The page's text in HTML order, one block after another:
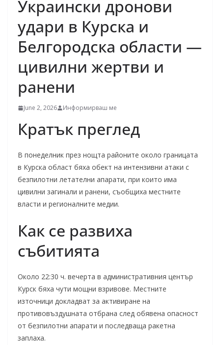
Украински дронови
удари в Курска и
Белгородска области —
цивилни жертви и
ранени
June 2, 2026 Информирваш ме
Кратък преглед
В понеделник през нощта районите около границата
в Курска област бяха обект на интензивни атаки с
безпилотни летателни апарати, при които има
цивилни загинали и ранени, съобщиха местните
власти и регионалните медии.
Как се развиха
събитията
Около 22:30 ч. вечерта в административния център
Курск бяха чути мощни взривове. Местните
източници докладват за активиране на
противовъздушната отбрана след обявена опасност
от безпилотни апарати и последваща ракетна
заплаха.